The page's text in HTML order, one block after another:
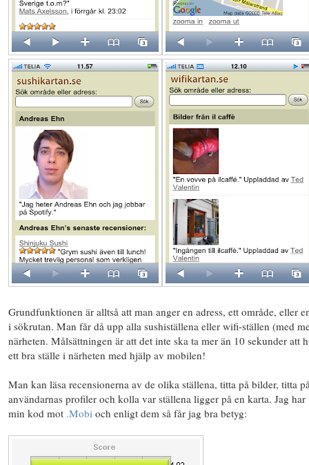
Grundfunktionen är alltså att man anger en adress, ett område, eller
i sökrutan. Man får då upp alla sushiställena eller wifi-ställen (med
närheten. Målsättningen är att det inte ska ta mer än 10 sekunder att
ett bra ställe i närheten med hjälp av mobilen!
Man kan läsa recensionerna av de olika ställena, titta på bilder, titta
användarnas profiler och kolla var ställena ligger på en karta. Jag har
min kod mot .Mobi och enligt dem så får jag bra betyg: